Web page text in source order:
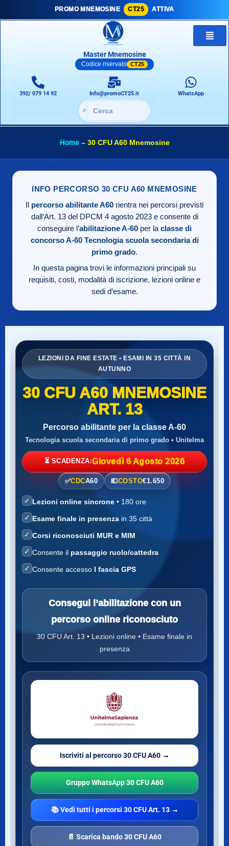
PROMO MNEMOSINE CT25 ATTIVA
Master Mnemosine
Codice riservato CT25
392/ 079 14 92 Info@promoCT25.it WhatsApp
🔎
Home– 30 CFU A60 Mnemosine
INFO PERCORSO 30 CFU A60 MNEMOSINE
percorso abilitante A60 rientra nei percorsi previsti
dall’Art. 13 del DPCM 4 agosto 2023 e consente di
conseguire l’abilitazione A-60 per la classe di
concorso A-60 Tecnologia scuola secondaria di
primo grado.
In questa pagina trovi le informazioni principali su
requisiti, costi, modalità di iscrizione, lezioni online e
sedi d’esame.
LEZIONI DA FINE ESTATE • ESAMI IN 35 CITTÀ IN
AUTUNNO
30 CFU A60 MNEMOSINE
ART. 13
Percorso abilitante per la classe A-60
Tecnologia scuola secondaria di primo grado • Unitelma
⏳ SCADENZA:Giovedì 6 Agosto 2026
✅CDCA60 💶COSTO€1.650
✓ Lezioni online sincrone • 180 ore
✓ Esame finale in presenza in 35 città
✓ Corsi riconosciuti MUR e MIM
✓ Consente il passaggio ruolo/cattedra
✓ Consente accesso I fascia GPS
Consegui l’abilitazione con un
percorso online riconosciuto
30 CFU Art. 13 • Lezioni online • Esame finale in
presenza
Iscriviti al percorso 30 CFU A60 →
Gruppo WhatsApp 30 CFU A60
📚 Vedi tutti i percorsi 30 CFU Art. 13 →
📄 Scarica bando 30 CFU A60